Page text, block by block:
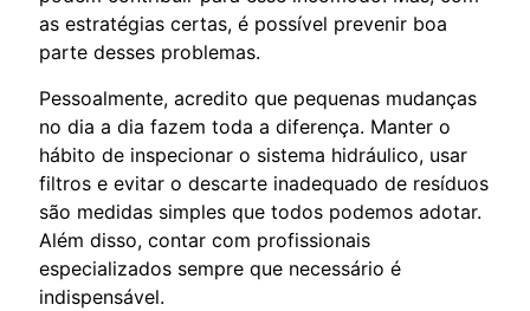
as estratégias certas, é possível prevenir boa
parte desses problemas.
Pessoalmente, acredito que pequenas mudanças
no dia a dia fazem toda a diferença. Manter o
hábito de inspecionar o sistema hidráulico, usar
filtros e evitar o descarte inadequado de resíduos
são medidas simples que todos podemos adotar.
Além disso, contar com profissionais
especializados sempre que necessário é
indispensável.